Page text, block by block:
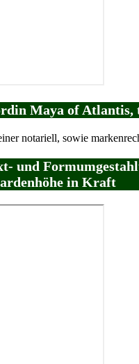
Maya of Atlantis,
notariell, sowie
und
in Kraft